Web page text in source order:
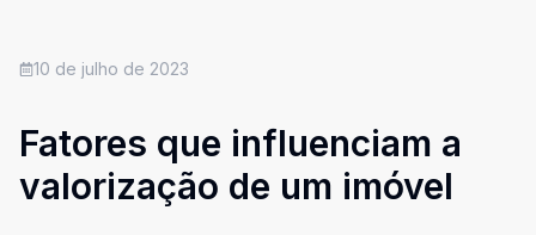
10 de julho de 2023
Fatores que influenciam a
valorização de um imóvel